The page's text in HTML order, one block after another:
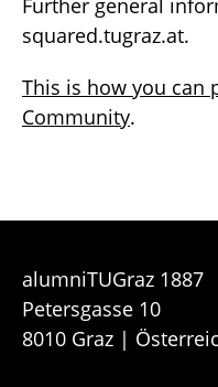
Further general
squared.tugraz.at.
This is how you can
Community.
alumniTUGraz 1887
Petersgasse 10
8010 Graz |